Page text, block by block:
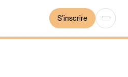
S'inscrire